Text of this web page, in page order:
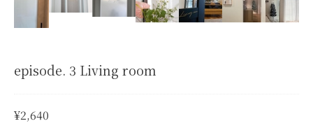
episode. 3 Living room
¥2,640